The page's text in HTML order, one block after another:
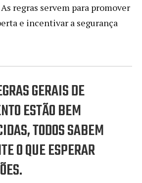
regras servem para promover
e incentivar a segurança
GERAIS DE
ESTÃO BEM
TODOS SABEM
O QUE ESPERAR